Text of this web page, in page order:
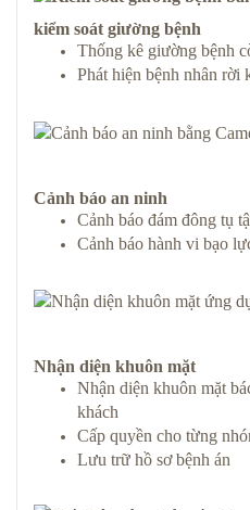
kiểm soát giường bệnh
Thống kê giường bệnh
Phát hiện bệnh nhân rời
Cảnh báo an ninh
Cảnh báo đám đông tụ
Cảnh báo hành vi bạo
Nhận diện khuôn mặt
Nhận diện khuôn mặt
khách
Cấp quyền cho từng
Lưu trữ hồ sơ bệnh án